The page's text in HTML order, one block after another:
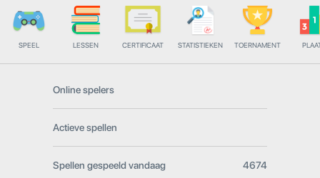
SPEEL LESSEN CERTIFICAAT STATISTIEKEN TOERNAMENT
Online spelers
Actieve spellen
Spellen gespeeld vandaag 4674